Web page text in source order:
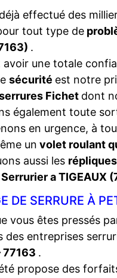
effectué des
tout type de
.
avoir une totale
sécurité est notre
Fichet dont
également toute
en urgence, à
un volet roulant
aussi les
a TIGEAUX
DE SERRURE À
vous êtes pressés
des entreprises
77163 .
propose des